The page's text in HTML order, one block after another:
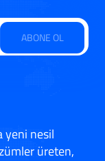
ABONE OL
yeni nesil
üreten,